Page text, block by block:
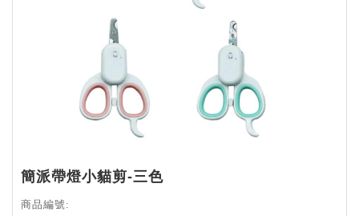
簡派帶燈小貓剪-三色
商品編號: